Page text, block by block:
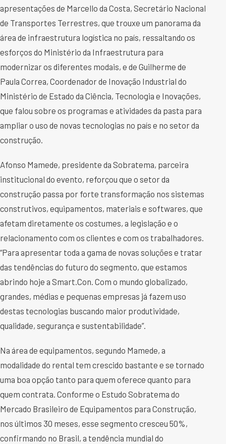
apresentações de Marcello da Costa, Secretário Nacional
de Transportes Terrestres, que trouxe um panorama da
área de infraestrutura logística no país, ressaltando os
esforços do Ministério da Infraestrutura para
modernizar os diferentes modais, e de Guilherme de
Paula Correa, Coordenador de Inovação Industrial do
Ministério de Estado da Ciência, Tecnologia e Inovações,
que falou sobre os programas e atividades da pasta para
ampliar o uso de novas tecnologias no país e no setor da
construção.
Afonso Mamede, presidente da Sobratema, parceira
institucional do evento, reforçou que o setor da
construção passa por forte transformação nos sistemas
construtivos, equipamentos, materiais e softwares, que
afetam diretamente os costumes, a legislação e o
relacionamento com os clientes e com os trabalhadores.
“Para apresentar toda a gama de novas soluções e tratar
das tendências do futuro do segmento, que estamos
abrindo hoje a Smart.Con. Com o mundo globalizado,
grandes, médias e pequenas empresas já fazem uso
destas tecnologias buscando maior produtividade,
qualidade, segurança e sustentabilidade”.
Na área de equipamentos, segundo Mamede, a
modalidade do rental tem crescido bastante e se tornado
uma boa opção tanto para quem oferece quanto para
quem contrata. Conforme o Estudo Sobratema do
Mercado Brasileiro de Equipamentos para Construção,
nos últimos 30 meses, esse segmento cresceu 50%,
confirmando no Brasil, a tendência mundial do